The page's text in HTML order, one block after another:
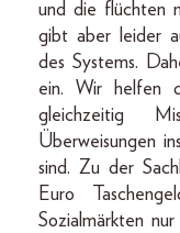
und die flüchten
gibt aber leider
des Systems.
ein. Wir helfen
gleichzeitig
Überweisungen
sind. Zu der
Euro
Sozialmärkten